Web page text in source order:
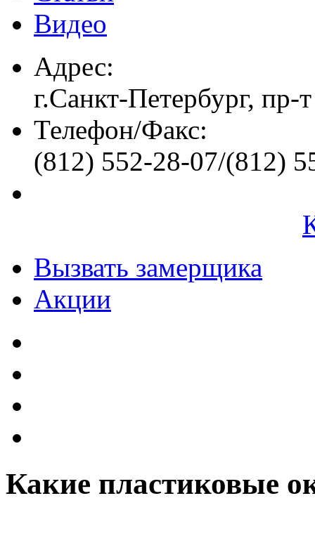
Видео
Адрес:
г.Санкт-Петербург, пр-
Телефон/Факс:
(812) 552-28-07/(812)
Вызвать замерщика
Акции
Какие пластиковые